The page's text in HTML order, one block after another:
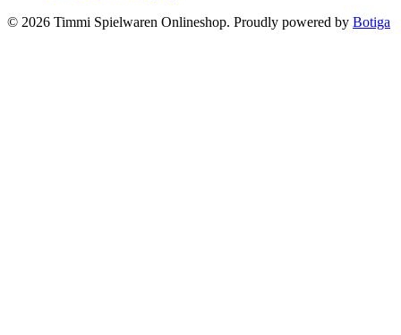
© 2026 Timmi Spielwaren Onlineshop. Proudly powered by Botiga